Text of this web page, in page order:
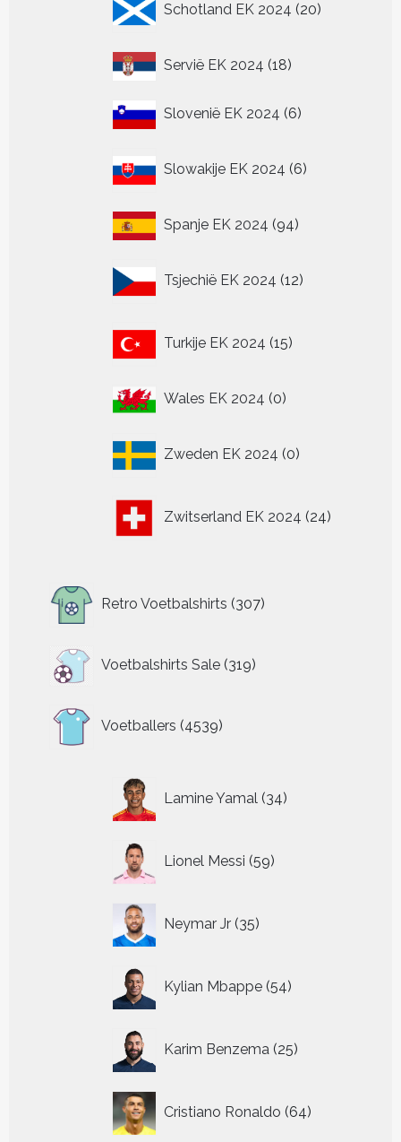
Schotland EK 2024 20
producten
Servië EK 2024 1818
Slovenië EK 2024 66
Slowakije EK 2024 6
producten
Spanje EK 2024 9494
Tsjechië EK 2024 12
producten
Turkije EK 2024 15
producten
Wales EK 2024 00
Zweden EK 2024 0
producten
Zwitserland EK 2024 24
producten
Retro Voetbalshirts 307
producten
Voetbalshirts Sale 319
319
Voetballers 4539
producten
Lamine Yamal 34
producten
Lionel Messi 59
producten
Neymar Jr 35
producten
Kylian Mbappe 54
producten
Karim Benzema 25
producten
Cristiano Ronaldo 64
producten